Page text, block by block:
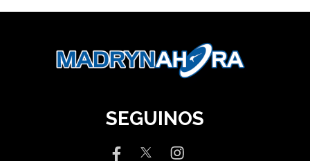
SEGUINOS